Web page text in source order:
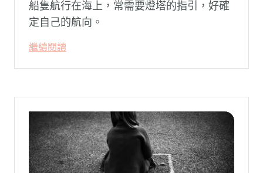
船隻航行在海上，常需要燈塔的指引，好確
定自己的航向。
繼續閱讀